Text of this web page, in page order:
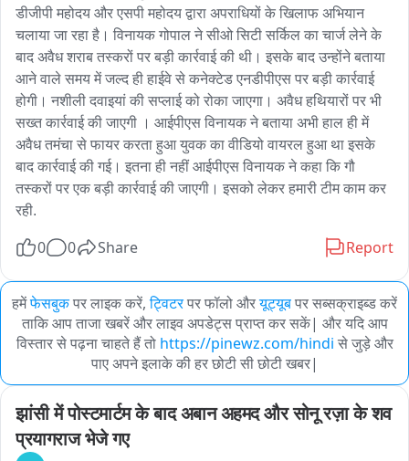
डीजीपी महोदय और एसपी महोदय द्वारा अपराधियों के खिलाफ अभियान
चलाया जा रहा है। विनायक गोपाल ने सीओ सिटी सर्किल का चार्ज लेने के
बाद अवैध शराब तस्करों पर बड़ी कार्रवाई की थी। इसके बाद उन्होंने बताया
आने वाले समय में जल्द ही हाईवे से कनेक्टेड एनडीपीएस पर बड़ी कार्रवाई
होगी। नशीली दवाइयां की सप्लाई को रोका जाएगा। अवैध हथियारों पर भी
सख्त कार्रवाई की जाएगी । आईपीएस विनायक ने बताया अभी हाल ही में
अवैध तमंचा से फायर करता हुआ युवक का वीडियो वायरल हुआ था इसके
बाद कार्रवाई की गई। इतना ही नहीं आईपीएस विनायक ने कहा कि गौ
तस्करों पर एक बड़ी कार्रवाई की जाएगी। इसको लेकर हमारी टीम काम कर
रही.
0 0 Share Report
हमेंफेसबुकपर लाइक करें, ट्विटरपर फॉलो औरयूट्यूबपर सब्सक्राइब्ड करें
ताकि आप ताजा खबरें और लाइव अपडेट्स प्राप्त कर सकें| और यदि आप
विस्तार से पढ़ना चाहते हैं तो https://pinewz.com/hindi से जुड़े और
पाए अपने इलाके की हर छोटी सी छोटी खबर|
झांसी में पोस्टमार्टम के बाद अबान अहमद और सोनू रज़ा के शव
प्रयागराज भेजे गए